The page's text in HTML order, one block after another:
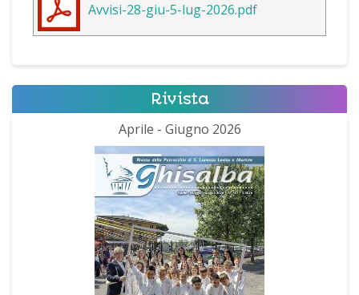
Avvisi-28-giu-5-lug-2026.pdf
Rivista
Aprile - Giugno 2026